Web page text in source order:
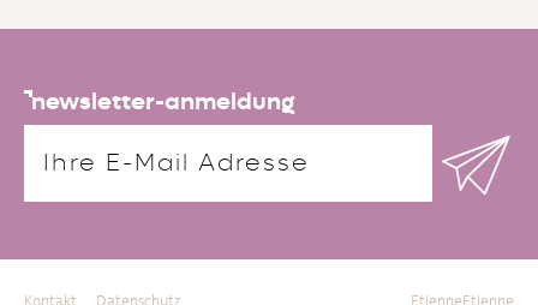
newsletter-anmeldung